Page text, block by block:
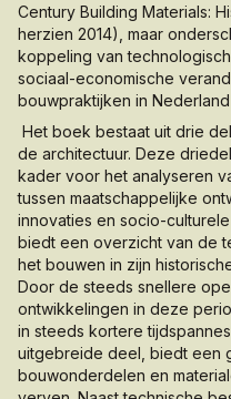
Century Building Materials:
herzien 2014), maar
koppeling van
sociaal-economische
bouwpraktijken in
Het boek bestaat uit drie
de architectuur. Deze
kader voor het analyseren
tussen maatschappelijke
innovaties en socio-
biedt een overzicht van de
het bouwen in zijn
Door de steeds snellere
ontwikkelingen in deze
in steeds kortere
uitgebreide deel, biedt een
bouwonderdelen en